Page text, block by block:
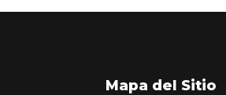
Mapa del Sitio